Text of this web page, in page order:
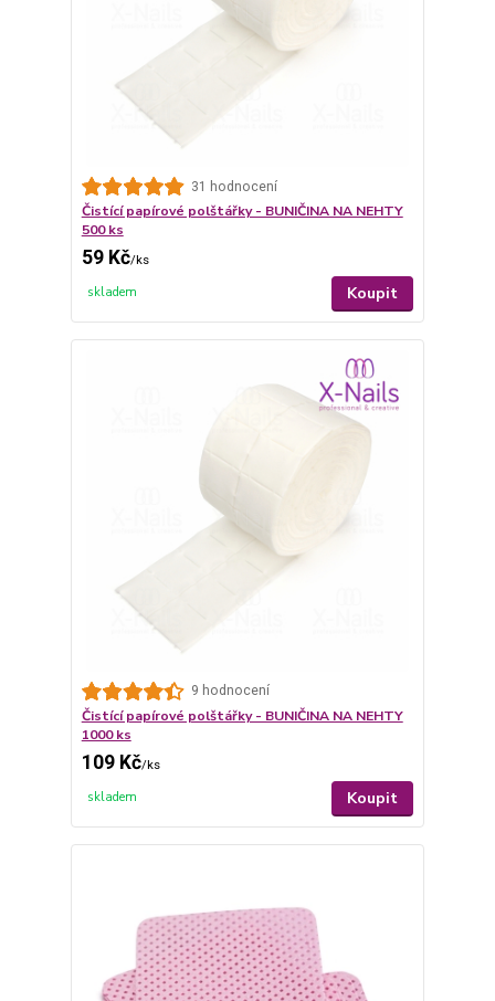
31 hodnocení
Čistící papírové polštářky - BUNIČINA NA NEHTY
500 ks
59 Kč/ks
skladem Koupit
9 hodnocení
Čistící papírové polštářky - BUNIČINA NA NEHTY
1000 ks
109 Kč/ks
skladem Koupit